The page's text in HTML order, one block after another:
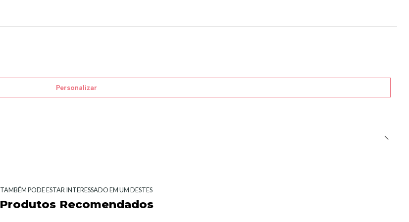
Personalizar
TAMBÉM PODE ESTAR INTERESSADO EM UM DESTES
Produtos Recomendados